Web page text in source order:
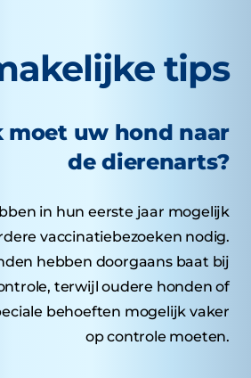
tips
moet uw hond naar
de dierenarts?
in hun eerste jaar mogelijk
vaccinatiebezoeken nodig.
hebben doorgaans baat bij
terwijl oudere honden of
behoeften mogelijk vaker
op controle moeten.